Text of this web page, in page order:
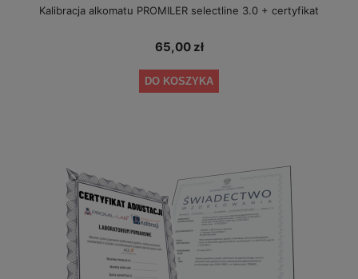
Kalibracja alkomatu PROMILER selectline 3.0 + certyfikat
65,00 zł
DO KOSZYKA